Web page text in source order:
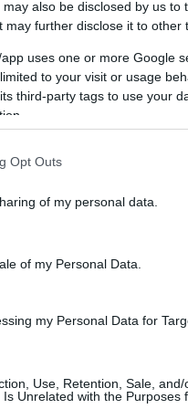
also be disclosed by us to
may further disclose it to other
uses one or more Google
to your visit or usage
third-party tags to use your
Opt Outs
of my personal data.
of my Personal Data.
my Personal Data for
Use, Retention, Sale, and/
Unrelated with the Purposes
tudatosan hallgattam
a 12 dalból 9-10-et külön-
kiadni egy lemezt. Az
a kanadaiak egyből
intenzív kedved lesz a
dalt
meg kellene
teli dal amely biztosan
valahol a közepén
klip a Kentucky
es tornádó sújtott. A
érintett
minden egyes